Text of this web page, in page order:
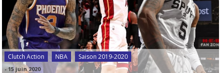
Clutch Action NBA Saison 2019-2020
-15 juin 2020